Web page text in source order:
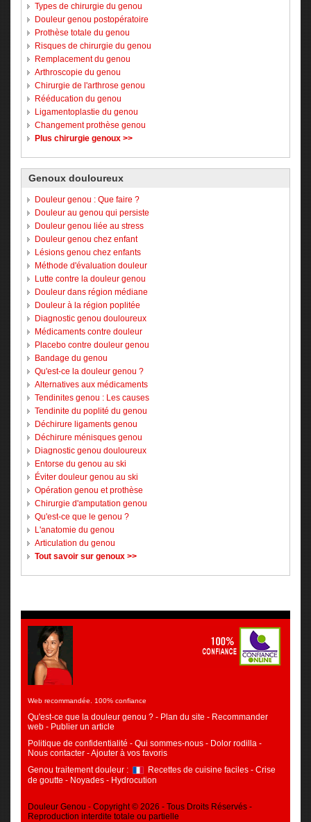
Types de chirurgie du genou
Douleur genou postopératoire
Prothèse totale du genou
Risques de chirurgie du genou
Remplacement du genou
Arthroscopie du genou
Chirurgie de l'arthrose genou
Rééducation du genou
Ligamentoplastie du genou
Changement prothèse genou
Plus chirurgie genoux >>
Genoux douloureux
Douleur genou : Que faire ?
Douleur au genou qui persiste
Douleur genou liée au stress
Douleur genou chez enfant
Lésions genou chez enfants
Méthode d'évaluation douleur
Lutte contre la douleur genou
Douleur dans région médiane
Douleur à la région poplitée
Diagnostic genou douloureux
Médicaments contre douleur
Placebo contre douleur genou
Bandage du genou
Qu'est-ce la douleur genou ?
Alternatives aux médicaments
Tendinites genou : Les causes
Tendinite du poplité du genou
Déchirure ligaments genou
Déchirure ménisques genou
Diagnostic genou douloureux
Entorse du genou au ski
Éviter douleur genou au ski
Opération genou et prothèse
Chirurgie d'amputation genou
Qu'est-ce que le genou ?
L'anatomie du genou
Articulation du genou
Tout savoir sur genoux >>
Web recommandée. 100% confiance
Qu'est-ce que la douleur genou ?- Plan du site - Recommander
web- Publier un article
Politique de confidentialité - Qui sommes-nous- Dolor rodilla-
Nous contacter-Ajouter à vos favoris
Genou traitement douleur: Recettes de cuisine faciles- Crise
de goutte - Noyades- Hydrocution
Douleur Genou - Copyright © 2026 - Tous Droits Réservés -
Reproduction interdite totale ou partielle